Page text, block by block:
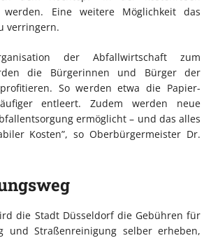
werden. Eine weitere Möglichkeit das
verringern.
der Abfallwirtschaft zum
die Bürgerinnen und Bürger der
So werden etwa die Papier-
entleert. Zudem werden neue
ermöglicht – und das alles
Kosten”, so Oberbürgermeister Dr.
die Stadt Düsseldorf die Gebühren für
und Straßenreinigung selber erheben,